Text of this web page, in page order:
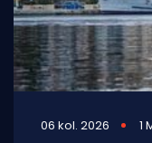
06 kol. 2026 1